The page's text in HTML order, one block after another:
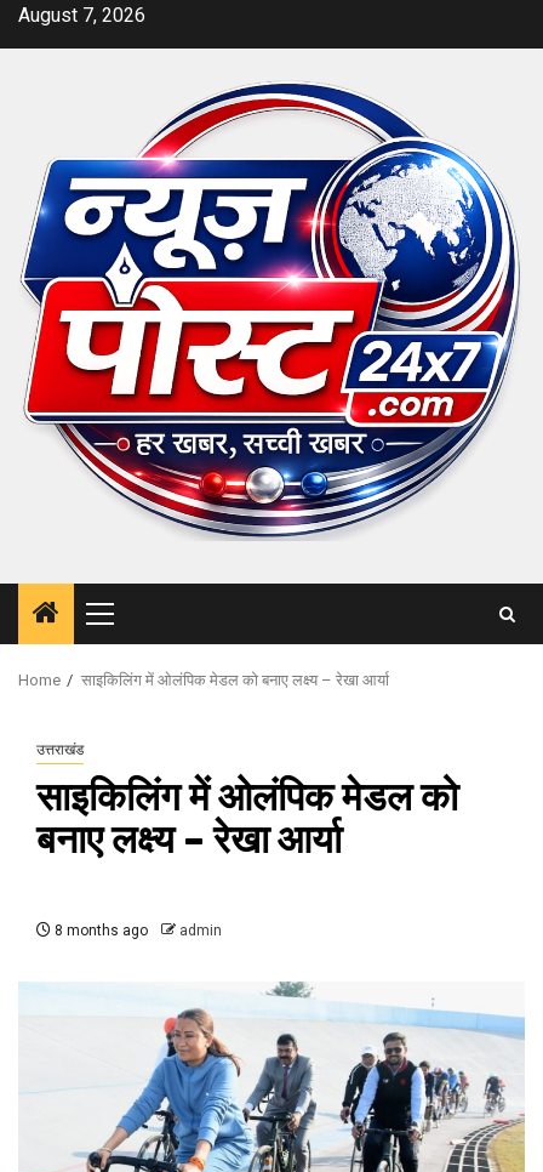
SkipAugust 7, 2026
Primary
Menu
Home साइकिलिंग में ओलंपिक मेडल को बनाए लक्ष्य – रेखा आर्या
उत्तराखंड
साइकिलिंग में ओलंपिक मेडल को
बनाए लक्ष्य – रेखा आर्या
8 months ago admin